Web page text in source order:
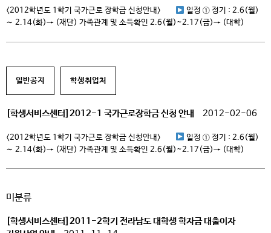
<2012학년도 1학기 국가근로 장학금 신청안내>
일정 ① 정기 : 2.6(월)
∼ 2.14(화)→ (재단) 가족관계 및 소득확인 2.6(월)~2.17(금)→ (대학)
일반공지
학생취업처
[학생서비스센터]2012-1 국가근로장학금 신청 안내 2012-02-06
<2012학년도 1학기 국가근로 장학금 신청안내>
일정 ① 정기 : 2.6(월)
∼ 2.14(화)→ (재단) 가족관계 및 소득확인 2.6(월)~2.17(금)→ (대학)
4.6(금)→ (재단) […]
미분류
[학생서비스센터]2011-2학기 전라남도 대학생 학자금 대출이자